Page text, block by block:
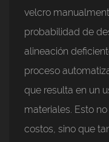
velcro
probabilidad de
alineación
proceso
que resulta en un
materiales. Esto
costos, sino que